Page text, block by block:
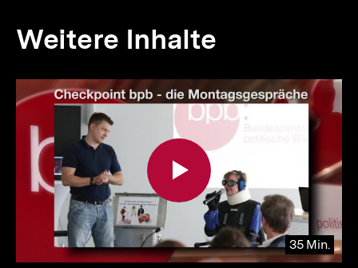
Weitere Inhalte
Inhaltskarousell
für
Inhalte
Inhaltskarussell
überspringen
35 Min.